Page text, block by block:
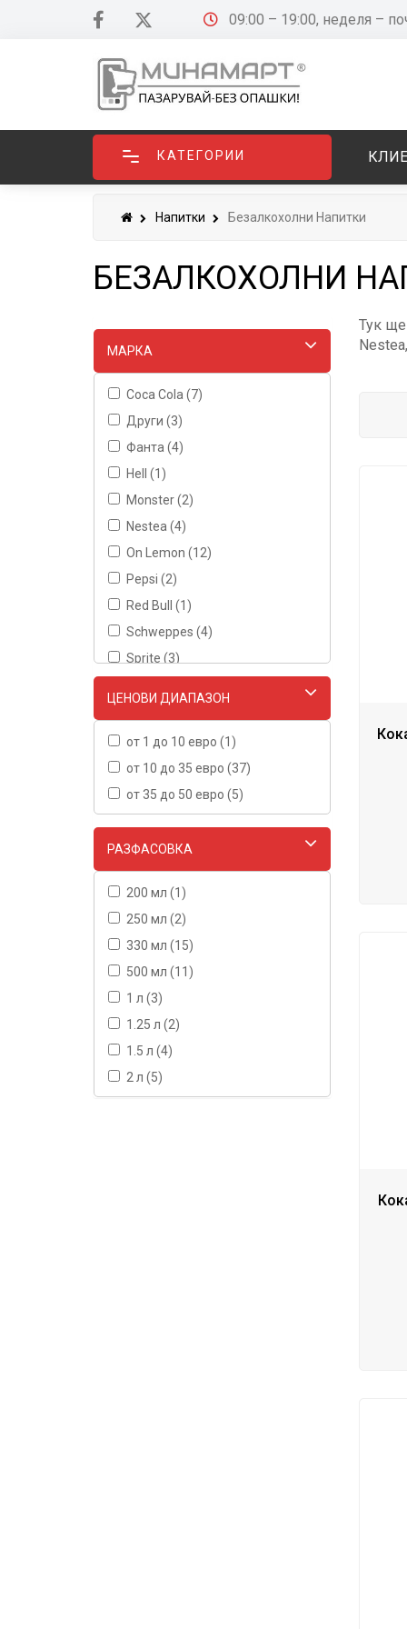
09:00 – 19:00, неделя –
КАТЕГОРИИ
Напитки Безалкохолни Напитки
БЕЗАЛКОХОЛНИ
МАРКA
Coca Cola (7)
Други (3)
Фанта (4)
Hell (1)
Monster (2)
Nestea (4)
On Lemon (12)
Pepsi (2)
Red Bull (1)
Schweppes (4)
Sprite (3)
ЦЕНОВИ ДИАПАЗОН
от 1 до 10 евро (1)
от 10 до 35 евро (37)
от 35 до 50 евро (5)
РАЗФАСОВКА
200 мл (1)
250 мл (2)
330 мл (15)
500 мл (11)
1 л (3)
1.25 л (2)
1.5 л (4)
2 л (5)
Тук ще